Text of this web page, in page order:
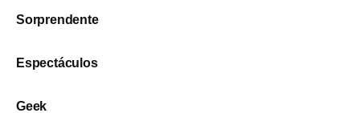
Sorprendente
Espectáculos
Geek